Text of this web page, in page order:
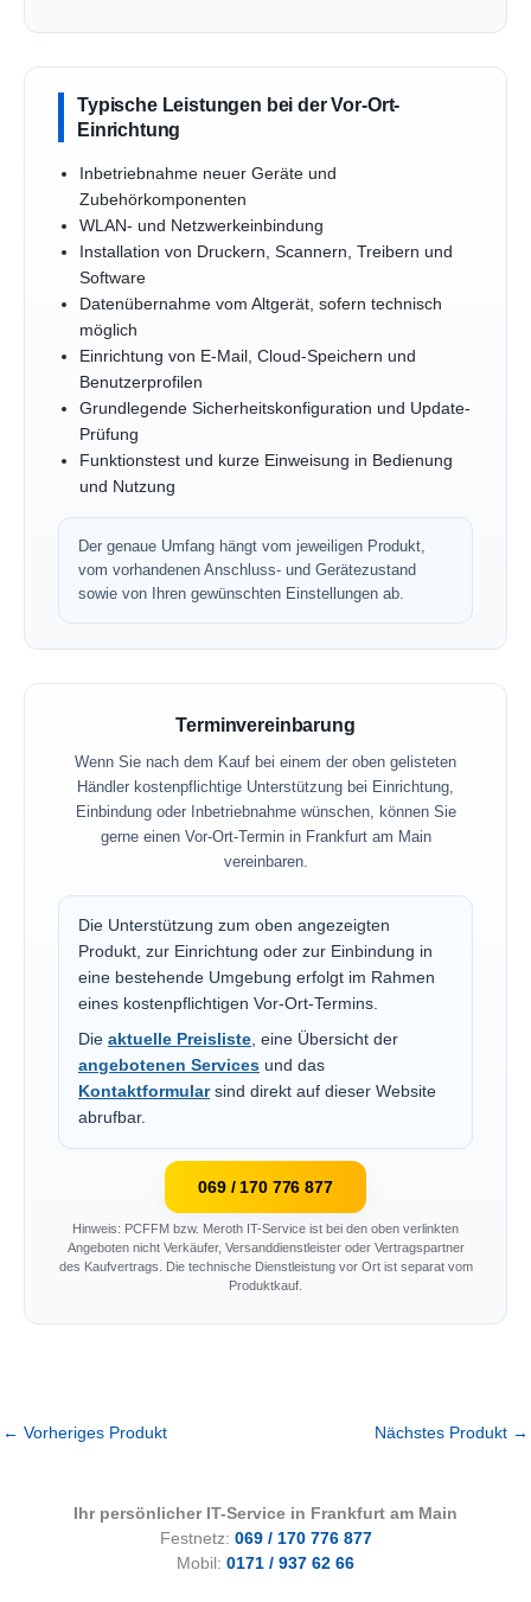
Typische Leistungen bei der Vor-Ort-
Einrichtung
Inbetriebnahme neuer Geräte und
Zubehörkomponenten
WLAN- und Netzwerkeinbindung
Installation von Druckern, Scannern, Treibern und
Software
Datenübernahme vom Altgerät, sofern technisch
möglich
Einrichtung von E-Mail, Cloud-Speichern und
Benutzerprofilen
Grundlegende Sicherheitskonfiguration und Update-
Prüfung
Funktionstest und kurze Einweisung in Bedienung
und Nutzung
Der genaue Umfang hängt vom jeweiligen Produkt,
vom vorhandenen Anschluss- und Gerätezustand
sowie von Ihren gewünschten Einstellungen ab.
Terminvereinbarung
Wenn Sie nach dem Kauf bei einem der oben gelisteten
Händler kostenpflichtige Unterstützung bei Einrichtung,
Einbindung oder Inbetriebnahme wünschen, können Sie
gerne einen Vor-Ort-Termin in Frankfurt am Main
vereinbaren.
Die Unterstützung zum oben angezeigten
Produkt, zur Einrichtung oder zur Einbindung in
eine bestehende Umgebung erfolgt im Rahmen
eines kostenpflichtigen Vor-Ort-Termins.
Die aktuelle Preisliste, eine Übersicht der
angebotenen Services und das
Kontaktformularsind direkt auf dieser Website
abrufbar.
069 / 170 776 877
Hinweis: PCFFM bzw. Meroth IT-Service ist bei den oben verlinkten
Angeboten nicht Verkäufer, Versanddienstleister oder Vertragspartner
des Kaufvertrags. Die technische Dienstleistung vor Ort ist separat vom
Produktkauf.
← Vorheriges Produkt Nächstes Produkt →
Ihr persönlicher IT-Service in Frankfurt am Main
Festnetz: 069 / 170 776 877
Mobil: 0171 / 937 62 66